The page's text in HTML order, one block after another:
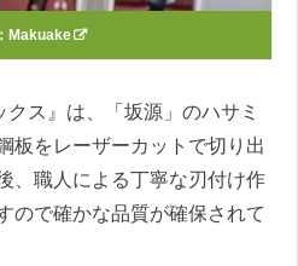
Makuake
クス』は、「坂源」のハサミ
板をレーザーカットで切り出
、職人による丁寧な刃付け作
ので確かな品質が確保されて